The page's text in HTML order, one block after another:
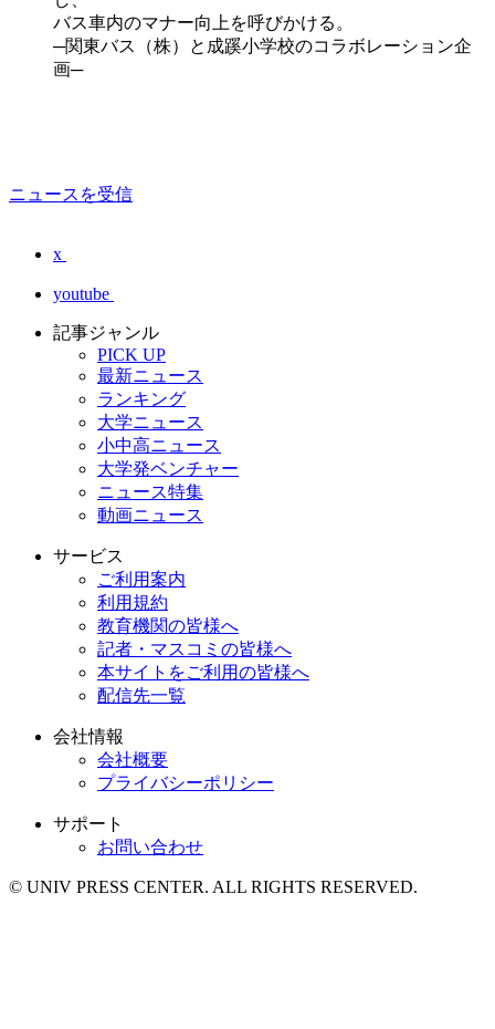
バス車内のマナー向上を呼びかける。
─関東バス（株）と成蹊小学校のコラボレーション企
画─
ニュースを受信
x
youtube
記事ジャンル
PICK UP
最新ニュース
ランキング
大学ニュース
小中高ニュース
大学発ベンチャー
ニュース特集
動画ニュース
サービス
ご利用案内
利用規約
教育機関の皆様へ
記者・マスコミの皆様へ
本サイトをご利用の皆様へ
配信先一覧
会社情報
会社概要
プライバシーポリシー
サポート
お問い合わせ
© UNIV PRESS CENTER. ALL RIGHTS RESERVED.